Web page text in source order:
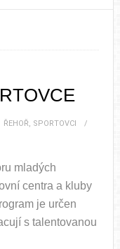
ŘEHOŘ, SPORTOVCI
mladých
centra a kluby
je určen
s talentovanou